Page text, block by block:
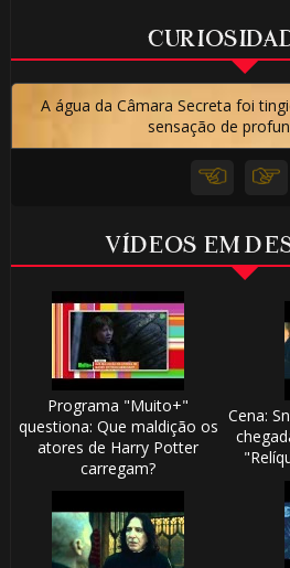
A água da Câmara Secreta foi
sensação de
VÍDEOS EM
Programa "Muito+"
questiona: Que maldição os
atores de Harry Potter
carregam?
Cena: